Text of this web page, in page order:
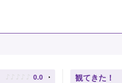
♪ ♪ ♪ ♪ ♪ 0.0 観てきた！